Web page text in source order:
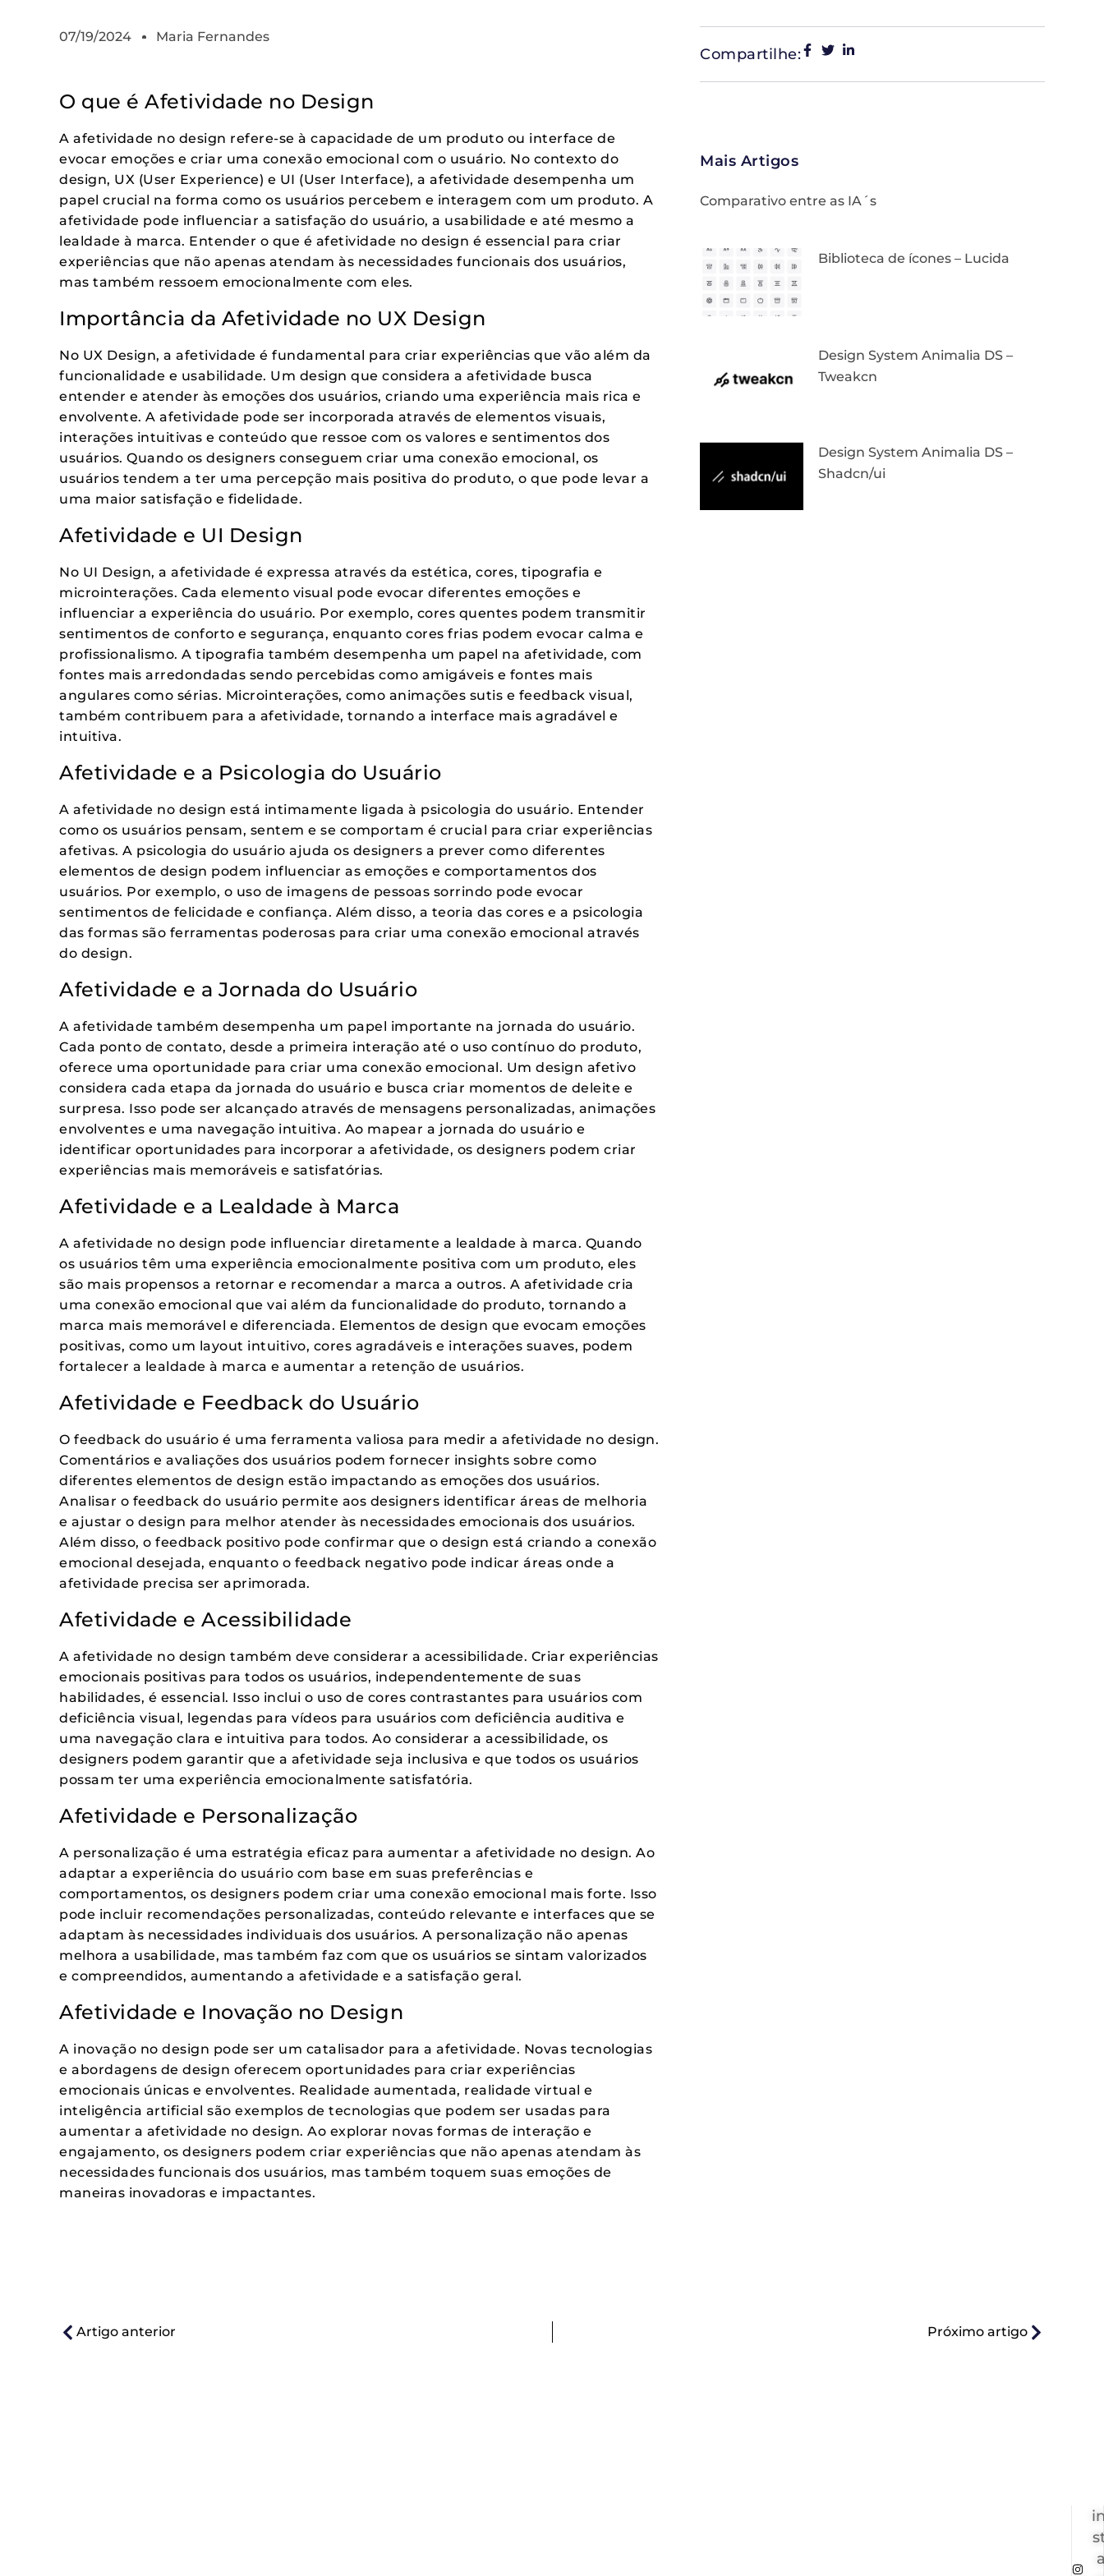
07/19/2024 Maria Fernandes
O que é Afetividade no Design
A afetividade no design refere-se à capacidade de um produto ou interface de
evocar emoções e criar uma conexão emocional com o usuário. No contexto do
design, UX (User Experience) e UI (User Interface), a afetividade desempenha um
papel crucial na forma como os usuários percebem e interagem com um produto. A
afetividade pode influenciar a satisfação do usuário, a usabilidade e até mesmo a
lealdade à marca. Entender o que é afetividade no design é essencial para criar
experiências que não apenas atendam às necessidades funcionais dos usuários,
mas também ressoem emocionalmente com eles.
Importância da Afetividade no UX Design
No UX Design, a afetividade é fundamental para criar experiências que vão além da
funcionalidade e usabilidade. Um design que considera a afetividade busca
entender e atender às emoções dos usuários, criando uma experiência mais rica e
envolvente. A afetividade pode ser incorporada através de elementos visuais,
interações intuitivas e conteúdo que ressoe com os valores e sentimentos dos
usuários. Quando os designers conseguem criar uma conexão emocional, os
usuários tendem a ter uma percepção mais positiva do produto, o que pode levar a
uma maior satisfação e fidelidade.
Afetividade e UI Design
No UI Design, a afetividade é expressa através da estética, cores, tipografia e
microinterações. Cada elemento visual pode evocar diferentes emoções e
influenciar a experiência do usuário. Por exemplo, cores quentes podem transmitir
sentimentos de conforto e segurança, enquanto cores frias podem evocar calma e
profissionalismo. A tipografia também desempenha um papel na afetividade, com
fontes mais arredondadas sendo percebidas como amigáveis e fontes mais
angulares como sérias. Microinterações, como animações sutis e feedback visual,
também contribuem para a afetividade, tornando a interface mais agradável e
intuitiva.
Afetividade e a Psicologia do Usuário
A afetividade no design está intimamente ligada à psicologia do usuário. Entender
como os usuários pensam, sentem e se comportam é crucial para criar experiências
afetivas. A psicologia do usuário ajuda os designers a prever como diferentes
elementos de design podem influenciar as emoções e comportamentos dos
usuários. Por exemplo, o uso de imagens de pessoas sorrindo pode evocar
sentimentos de felicidade e confiança. Além disso, a teoria das cores e a psicologia
das formas são ferramentas poderosas para criar uma conexão emocional através
do design.
Afetividade e a Jornada do Usuário
A afetividade também desempenha um papel importante na jornada do usuário.
Cada ponto de contato, desde a primeira interação até o uso contínuo do produto,
oferece uma oportunidade para criar uma conexão emocional. Um design afetivo
considera cada etapa da jornada do usuário e busca criar momentos de deleite e
surpresa. Isso pode ser alcançado através de mensagens personalizadas, animações
envolventes e uma navegação intuitiva. Ao mapear a jornada do usuário e
identificar oportunidades para incorporar a afetividade, os designers podem criar
experiências mais memoráveis e satisfatórias.
Afetividade e a Lealdade à Marca
A afetividade no design pode influenciar diretamente a lealdade à marca. Quando
os usuários têm uma experiência emocionalmente positiva com um produto, eles
são mais propensos a retornar e recomendar a marca a outros. A afetividade cria
uma conexão emocional que vai além da funcionalidade do produto, tornando a
marca mais memorável e diferenciada. Elementos de design que evocam emoções
positivas, como um layout intuitivo, cores agradáveis e interações suaves, podem
fortalecer a lealdade à marca e aumentar a retenção de usuários.
Afetividade e Feedback do Usuário
O feedback do usuário é uma ferramenta valiosa para medir a afetividade no design.
Comentários e avaliações dos usuários podem fornecer insights sobre como
diferentes elementos de design estão impactando as emoções dos usuários.
Analisar o feedback do usuário permite aos designers identificar áreas de melhoria
e ajustar o design para melhor atender às necessidades emocionais dos usuários.
Além disso, o feedback positivo pode confirmar que o design está criando a conexão
emocional desejada, enquanto o feedback negativo pode indicar áreas onde a
afetividade precisa ser aprimorada.
Afetividade e Acessibilidade
A afetividade no design também deve considerar a acessibilidade. Criar experiências
emocionais positivas para todos os usuários, independentemente de suas
habilidades, é essencial. Isso inclui o uso de cores contrastantes para usuários com
deficiência visual, legendas para vídeos para usuários com deficiência auditiva e
uma navegação clara e intuitiva para todos. Ao considerar a acessibilidade, os
designers podem garantir que a afetividade seja inclusiva e que todos os usuários
possam ter uma experiência emocionalmente satisfatória.
Afetividade e Personalização
A personalização é uma estratégia eficaz para aumentar a afetividade no design. Ao
adaptar a experiência do usuário com base em suas preferências e
comportamentos, os designers podem criar uma conexão emocional mais forte. Isso
pode incluir recomendações personalizadas, conteúdo relevante e interfaces que se
adaptam às necessidades individuais dos usuários. A personalização não apenas
melhora a usabilidade, mas também faz com que os usuários se sintam valorizados
e compreendidos, aumentando a afetividade e a satisfação geral.
Afetividade e Inovação no Design
A inovação no design pode ser um catalisador para a afetividade. Novas tecnologias
e abordagens de design oferecem oportunidades para criar experiências
emocionais únicas e envolventes. Realidade aumentada, realidade virtual e
inteligência artificial são exemplos de tecnologias que podem ser usadas para
aumentar a afetividade no design. Ao explorar novas formas de interação e
engajamento, os designers podem criar experiências que não apenas atendam às
necessidades funcionais dos usuários, mas também toquem suas emoções de
maneiras inovadoras e impactantes.
Compartilhe:
Mais Artigos
Comparativo entre as IA´s
Biblioteca de ícones – Lucida
Design System Animalia DS –
Tweakcn
Design System Animalia DS –
Shadcn/ui
Artigo anterior Próximo artigo